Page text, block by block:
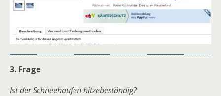
3. Frage
Ist der Schneehaufen hitzebeständig?